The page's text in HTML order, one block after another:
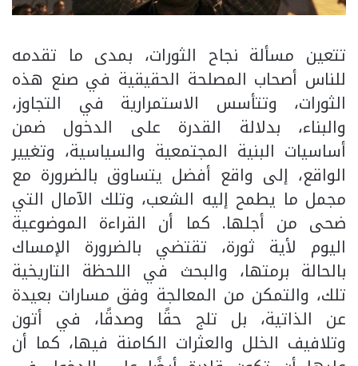
تتعين مسألة نجاح الثورات، بمدى ما تقدمه
للناس أصحاب المصلحة الحقيقية في صنع هذه
الثورات، وتتأسس الاستمرارية في التجاوز،
والبناء، بدلالة القدرة على الدخول ضمن
أساسيات البنية المجتمعية والسياسية، وتغيير
الواقع، إلى واقع أفضل يتساوق بالضرورة مع
مجمل ما يطمح إليه الشعب، وتلك الآمال التي
ضحى من أجلها. كما أن القراءة الموضوعية
اليوم لأية ثورة، تقتضي بالضرورة الإمساك
بالحالة برمتها، والبحث في اللحظة التاريخية
تلك، والتمكن من المعالجة وفق مسارات بعيدة
عن الذاتية، بل تلج حقًا وصدقًا، في أتون
وتلافيف الخلل والعثرات الكامنة فيها، كما أن